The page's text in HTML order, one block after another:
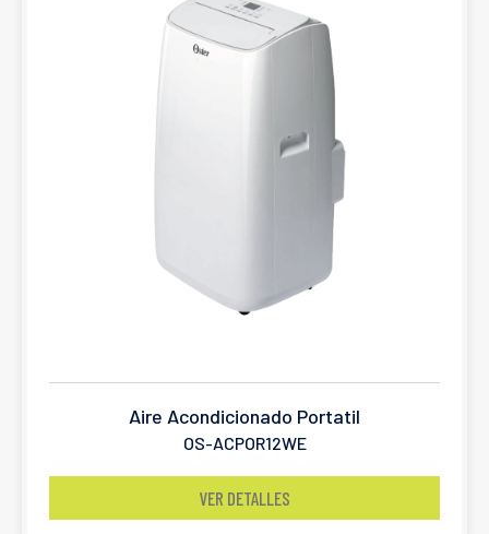
Aire Acondicionado Portatil
OS-ACPOR12WE
VER DETALLES